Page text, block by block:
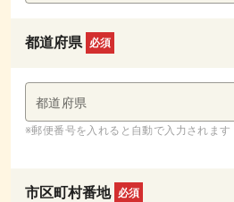
都道府県 必須
都道府県
※郵便番号を入れると自動で入力されます
市区町村番地 必須